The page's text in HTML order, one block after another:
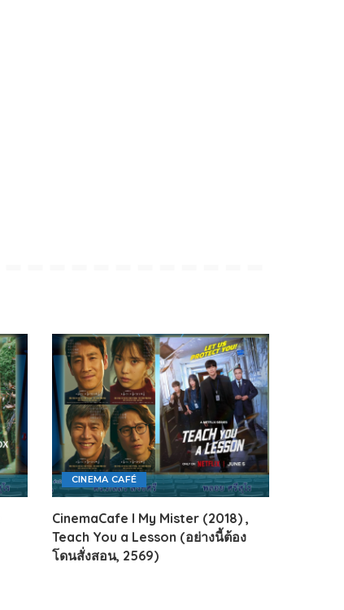
CINEMA CAFÉ
CinemaCafe l My Mister (2018) ,
Teach You a Lesson (อย่างนี้ต้อง
โดนสั่งสอน, 2569)